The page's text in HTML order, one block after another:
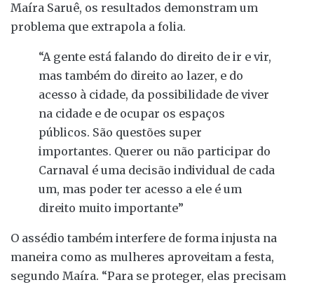
Maíra Saruê, os resultados demonstram um
problema que extrapola a folia.
“A gente está falando do direito de ir e vir,
mas também do direito ao lazer, e do
acesso à cidade, da possibilidade de viver
na cidade e de ocupar os espaços
públicos. São questões super
importantes. Querer ou não participar do
Carnaval é uma decisão individual de cada
um, mas poder ter acesso a ele é um
direito muito importante”
O assédio também interfere de forma injusta na
maneira como as mulheres aproveitam a festa,
segundo Maíra. “Para se proteger, elas precisam